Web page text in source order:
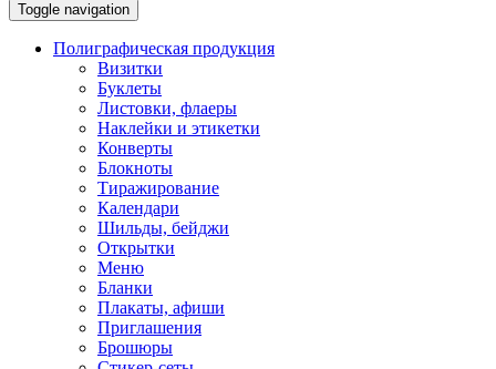
Toggle navigation
Полиграфическая продукция
Визитки
Буклеты
Листовки, флаеры
Наклейки и этикетки
Конверты
Блокноты
Тиражирование
Календари
Шильды, бейджи
Открытки
Меню
Бланки
Плакаты, афиши
Приглашения
Брошюры